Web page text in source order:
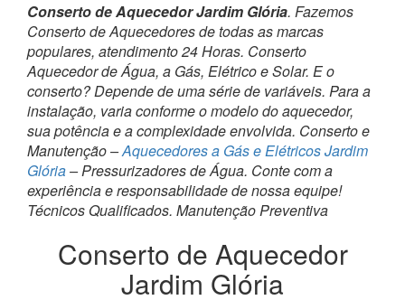
Conserto de Aquecedor Jardim Glória. Fazemos
Conserto de Aquecedores de todas as marcas
populares, atendimento 24 Horas. Conserto
Aquecedor de Água, a Gás, Elétrico e Solar. E o
conserto? Depende de uma série de variáveis. Para a
instalação, varia conforme o modelo do aquecedor,
sua potência e a complexidade envolvida. Conserto e
Manutenção –Aquecedores a Gás e Elétricos Jardim
Glória– Pressurizadores de Água. Conte com a
experiência e responsabilidade de nossa equipe!
Técnicos Qualificados. Manutenção Preventiva
Conserto de Aquecedor
Jardim Glória